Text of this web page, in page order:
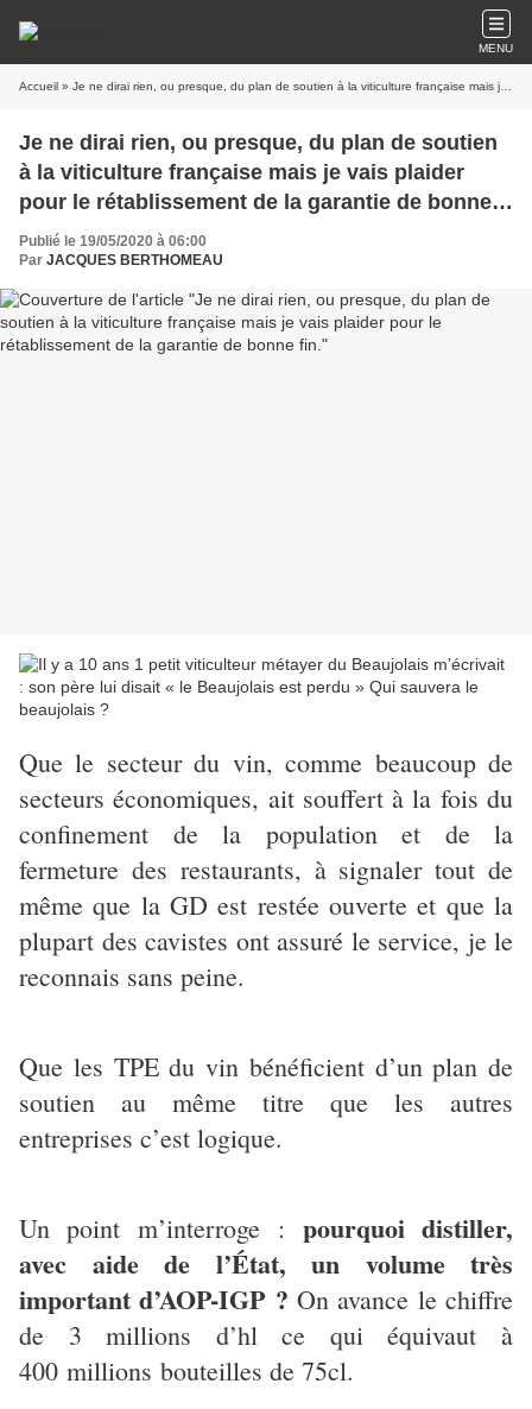
MENU
Accueil » Je ne dirai rien, ou presque, du plan de soutien à la viticulture française mais je vais plaider pour le rétablissement de la garantie de bonne fin.
Je ne dirai rien, ou presque, du plan de soutien
à la viticulture française mais je vais plaider
pour le rétablissement de la garantie de bonne
fin.
Publié le 19/05/2020 à 06:00
Par JACQUES BERTHOMEAU
Que le secteur du vin, comme beaucoup de
secteurs économiques, ait souffert à la fois du
confinement de la population et de la
fermeture des restaurants, à signaler tout de
même que la GD est restée ouverte et que la
plupart des cavistes ont assuré le service, je le
reconnais sans peine.
Que les TPE du vin bénéficient d’un plan de
soutien au même titre que les autres
entreprises c’est logique.
Un point m’interroge : pourquoi distiller,
avec aide de l’État, un volume très
important d’AOP-IGP ? On avance le chiffre
de 3 millions d’hl ce qui équivaut à
400 millions bouteilles de 75cl.